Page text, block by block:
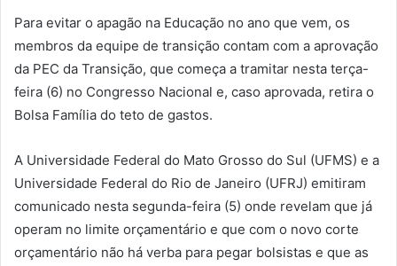
Para evitar o apagão na Educação no ano que vem, os
membros da equipe de transição contam com a aprovação
da PEC da Transição, que começa a tramitar nesta terça-
feira (6) no Congresso Nacional e, caso aprovada, retira o
Bolsa Família do teto de gastos.
A Universidade Federal do Mato Grosso do Sul (UFMS) e a
Universidade Federal do Rio de Janeiro (UFRJ) emitiram
comunicado nesta segunda-feira (5) onde revelam que já
operam no limite orçamentário e que com o novo corte
orçamentário não há verba para pegar bolsistas e que as